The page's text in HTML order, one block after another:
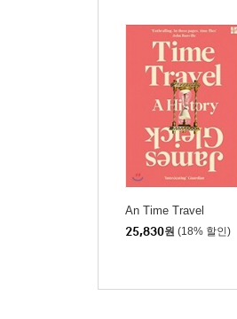
An Time Travel
25,830원 (18% 할인)